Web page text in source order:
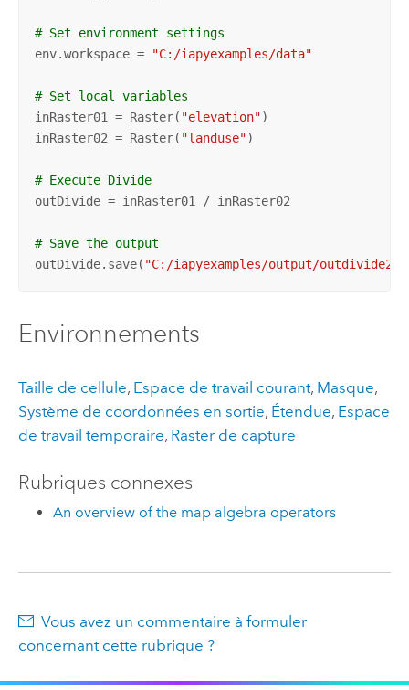
# Set environment settings
env.workspace =
"C:/iapyexamples/data"
# Set local variables
inRaster01 = Raster( "elevation")
inRaster02 = Raster( "landuse")
# Execute Divide
outDivide = inRaster01 / inRaster02
# Save the output
outDivide.save( "C:/iapyexamples/output/outdivide2"
Environnements
Taille de cellule, Espace de travail courant, Masque,
Système de coordonnées en sortie, Étendue, Espace
de travail temporaire, Raster de capture
Rubriques connexes
An overview of the map algebra operators
Vous avez un commentaire à formuler
concernant cette rubrique ?